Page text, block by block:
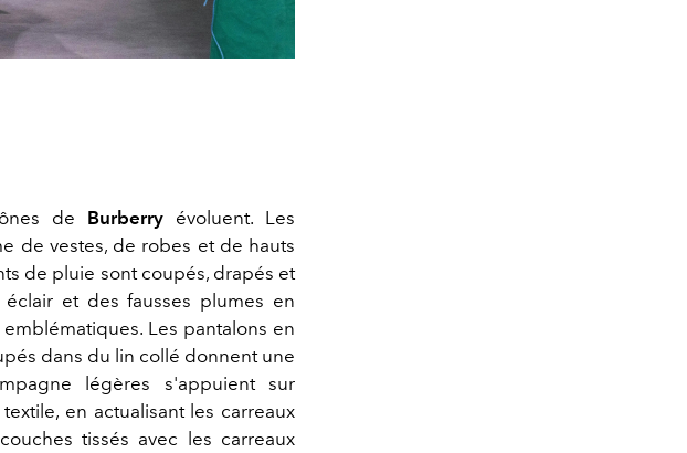
de Burberryévoluent. Les
de vestes, de robes et de hauts
de pluie sont coupés, drapés et
et des fausses plumes en
Les pantalons en
dans du lin collé donnent une
légères s'appuient sur
en actualisant les carreaux
tissés avec les carreaux